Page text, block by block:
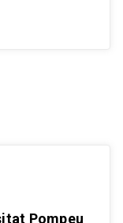
Pompeu